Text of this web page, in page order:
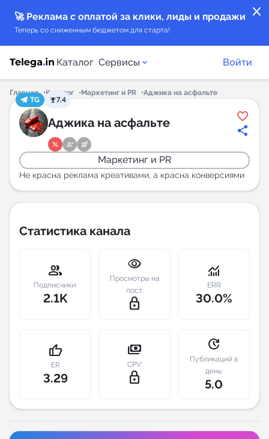
close
🚀 Реклама с оплатой за клики, лиды и продажи
Теперь со сниженным бюджетом для старта!
Каталог Сервисы
Каталог каналов
Каталог ботов
Горящие предложения
Индекс читаемости каналов в Telegram
New
Индивидуальное сопровождение
Войти
Главная Каталог Маркетинг и PR
Аджика на асфальте
TG
7.4
Аджика на асфальте
Маркетинг и PR
Не красна реклама креативами, а красна конверсиями
Статистика канала
group
Подписчики:
2.1K
visibility
Просмотры на
пост:
lock_outline
monitoring
ERR
30.0%
thumb_up
ER
3.29
payments
CPV:
lock_outline
update
Публикаций в
день:
5.0